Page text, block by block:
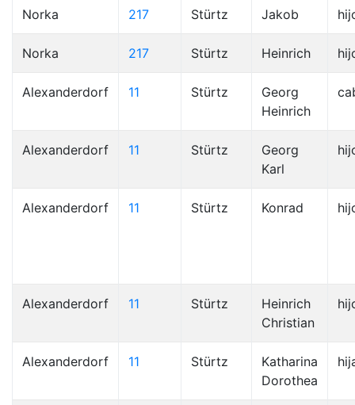
Norka 217 Stürtz Jakob
Norka 217 Stürtz Heinrich
Alexanderdorf 11 Stürtz
Georg
Heinrich
Alexanderdorf 11 Stürtz
Georg
Karl
Alexanderdorf 11 Stürtz Konrad
Alexanderdorf 11 Stürtz
Heinrich
Christian
Alexanderdorf 11 Stürtz
Katharina
Dorothea